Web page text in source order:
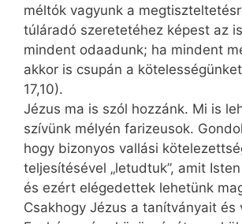
méltók vagyunk a
túláradó szeretetéhez képest az
mindent odaadunk; ha mindent
akkor is csupán a
17,10).
Jézus ma is szól hozzánk. Mi is
szívünk mélyén farizeusok.
hogy bizonyos vallási
teljesítésével „letudtuk”, amit
és ezért elégedettek lehetünk
Csakhogy Jézus a tanítványait és